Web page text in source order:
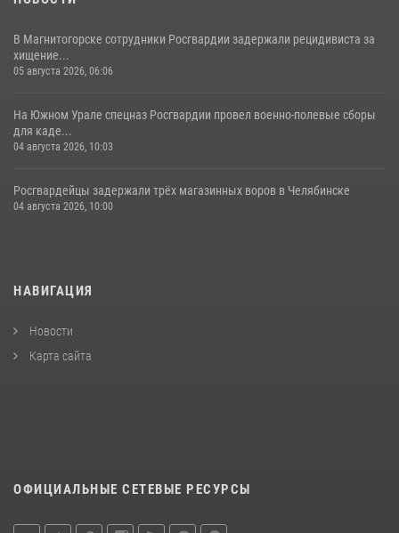
В Магнитогорске сотрудники Росгвардии задержали рецидивиста за
хищение...
05 августа 2026, 06:06
На Южном Урале спецназ Росгвардии провел военно-полевые сборы
для каде...
04 августа 2026, 10:03
Росгвардейцы задержали трёх магазинных воров в Челябинске
04 августа 2026, 10:00
НАВИГАЦИЯ
Новости
Карта сайта
ОФИЦИАЛЬНЫЕ СЕТЕВЫЕ РЕСУРСЫ